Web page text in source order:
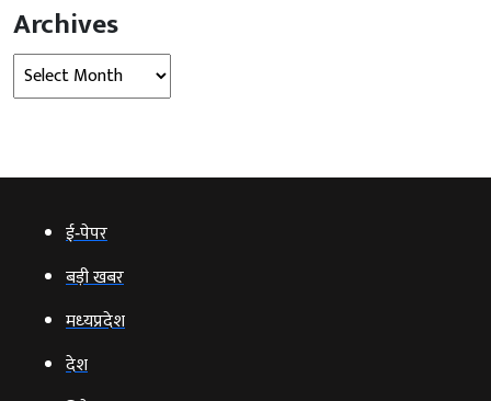
Archives
Archives
ई‑पेपर
बड़ी खबर
मध्‍यप्रदेश
देश